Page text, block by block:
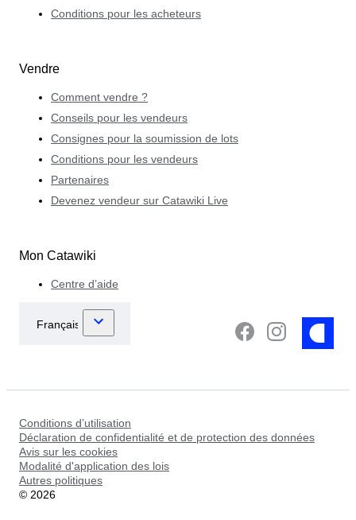
Conditions pour les acheteurs
Vendre
Comment vendre ?
Conseils pour les vendeurs
Consignes pour la soumission de lots
Conditions pour les vendeurs
Partenaires
Devenez vendeur sur Catawiki Live
Mon Catawiki
Centre d’aide
Conditions d’utilisation
Déclaration de confidentialité et de protection des données
Avis sur les cookies
Modalité d'application des lois
Autres politiques
© 2026